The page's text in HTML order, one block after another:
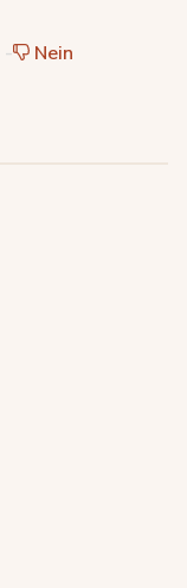
Nein